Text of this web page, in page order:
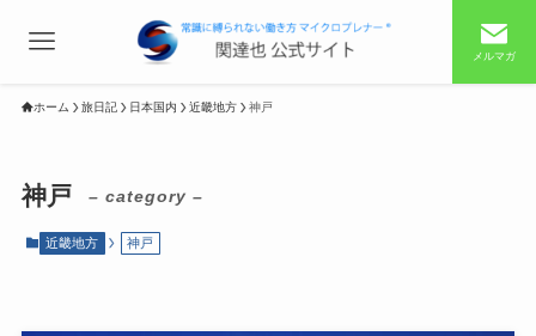
メルマガ
ホーム 旅日記 日本国内 近畿地方 神戸
神戸 – category –
近畿地方 神戸